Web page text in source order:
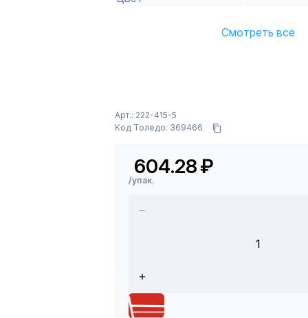
Смотреть все
Арт.: 222-415-5
Код Толедо: 369466
604.28₽
/упак.
1